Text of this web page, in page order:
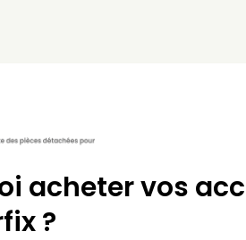
LG-GOLDSTAR TB 39
acheter vos
?